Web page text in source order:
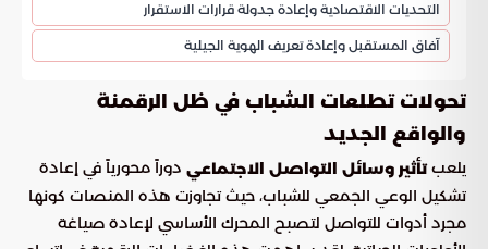
التحديات الاقتصادية وإعادة جدولة قرارات الاستقرار
آفاق المستقبل وإعادة تعريف الهوية الجيلية
تحولات تطلعات الشباب في ظل الرقمنة
والواقع الجديد
يلعبتأثير وسائل التواصل الاجتماعي دوراً محورياً في إعادة
تشكيل الوعي الجمعي للشباب، حيث تجاوزت هذه المنصات كونها
مجرد أدوات للتواصل لتصبح المحرك الأساسي لإعادة صياغة